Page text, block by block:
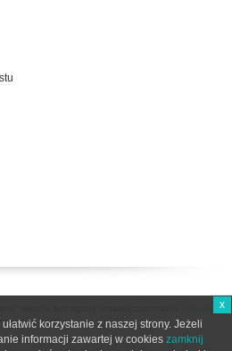
strony
x
korzystanie z naszej strony. Jeżeli
informacji zawartej w cookies zamknij